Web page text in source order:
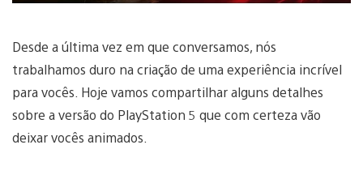
Desde a última vez em que conversamos, nós
trabalhamos duro na criação de uma experiência incrível
para vocês. Hoje vamos compartilhar alguns detalhes
sobre a versão do PlayStation 5 que com certeza vão
deixar vocês animados.